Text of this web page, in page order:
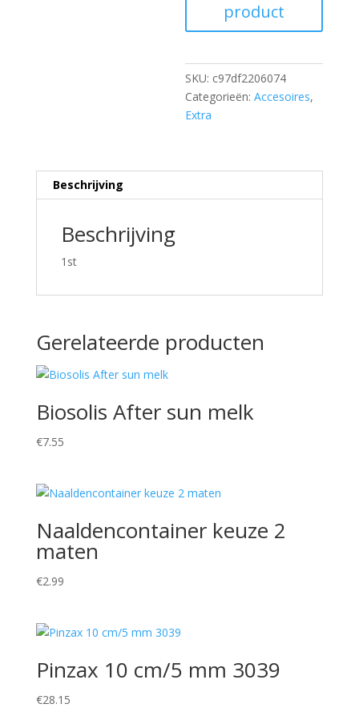
product
SKU: c97df2206074
Categorieën:Accesoires,
Extra
Beschrijving
Beschrijving
1st
Gerelateerde producten
Biosolis After sun melk
€7.55
Naaldencontainer keuze 2
maten
€2.99
Pinzax 10 cm/5 mm 3039
€28.15